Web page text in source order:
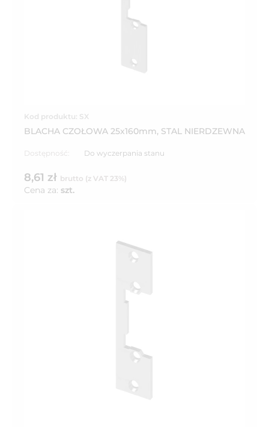
Kod produktu: SX
BLACHA CZOŁOWA 25x160mm, STAL NIERDZEWNA
Dostępność: Do wyczerpania stanu
8,61 zł brutto (z VAT 23%)
Cena za: szt.